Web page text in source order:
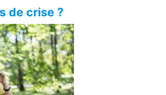
de crise ?